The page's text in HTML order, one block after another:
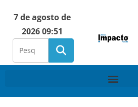
7 de agosto de
2026 09:51